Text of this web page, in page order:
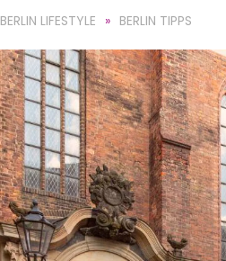
BERLIN LIFESTYLE BERLIN TIPPS